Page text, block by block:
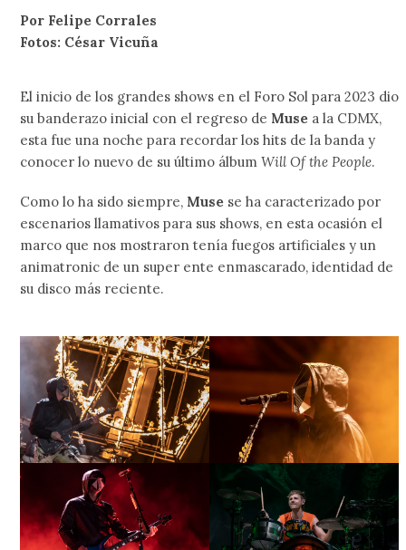
Por Felipe Corrales
Fotos: César Vicuña
El inicio de los grandes shows en el Foro Sol para 2023 dio
su banderazo inicial con el regreso de Muse a la CDMX,
esta fue una noche para recordar los hits de la banda y
conocer lo nuevo de su último álbumWill Of the People.
Como lo ha sido siempre, Muse se ha caracterizado por
escenarios llamativos para sus shows, en esta ocasión el
marco que nos mostraron tenía fuegos artificiales y un
animatronic de un super ente enmascarado, identidad de
su disco más reciente.